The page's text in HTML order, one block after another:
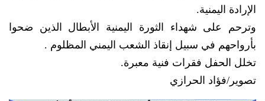
الإرادة اليمنية.
وترحم على شهداء الثورة اليمنية الأبطال الذين ضحوا
بأرواحهم في سبيل إنقاذ الشعب اليمني المظلوم .
تخلل الحفل فقرات فنية معبرة.
تصوير/فؤاد الحرازي